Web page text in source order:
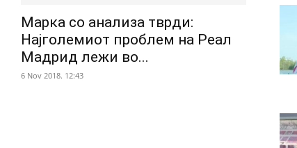
Марка со анализа тврди:
Најголемиот проблем на Реал
Мадрид лежи во...
6 Nov 2018. 12:43